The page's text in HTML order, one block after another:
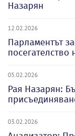
Назарян
12.02.2026
Парламентът
посегателство
05.02.2026
Рая Назарян:
03.02.2026